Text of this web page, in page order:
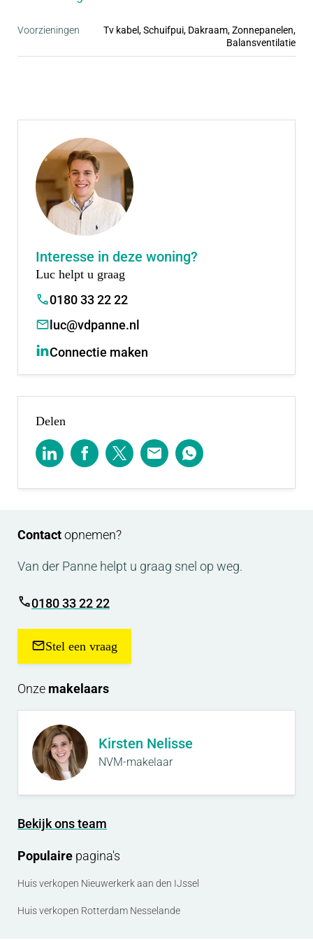
Voorzieningen
Tv kabel, Schuifpui, Dakraam, Zonnepanelen,
Balansventilatie
Interesse in deze woning?
Luc helpt u graag
0180 33 22 22
luc@vdpanne.nl
Connectie maken
Delen
Contactopnemen?
Van der Panne helpt u graag snel op weg.
0180 33 22 22
Stel een vraag
Onze makelaars
Kirsten Nelisse
NVM-makelaar
Bekijk ons team
Populaire pagina's
Huis verkopen Nieuwerkerk aan den IJssel
Huis verkopen Rotterdam Nesselande